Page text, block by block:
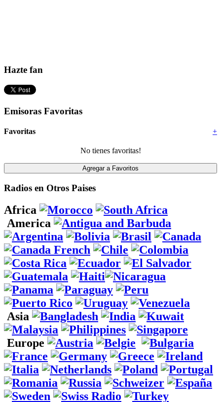
Hazte fan
Emisoras Favoritas
+
Favoritas
No tienes favoritas!
Radios en Otros Paises
Africa
America
Asia
Europe